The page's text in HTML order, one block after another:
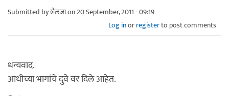
Submitted byशैलजाon 20 September, 2011 - 09:19
Log inorregisterto post comments
धन्यवाद.
आधीच्या भागांचे दुवे वर दिले आहेत.